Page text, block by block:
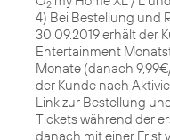
2
4) Bei Bestellung und
30.09.2019 erhält der
Entertainment
Monate (danach
der Kunde nach
Link zur Bestellung
Tickets während der
danach mit einer Frist